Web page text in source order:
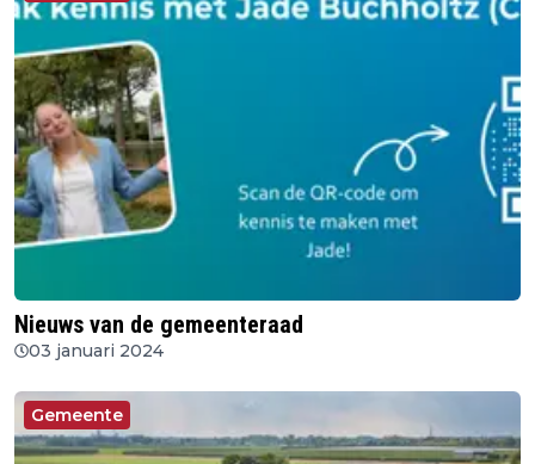
Nieuws van de gemeenteraad
03 januari 2024
Gemeente